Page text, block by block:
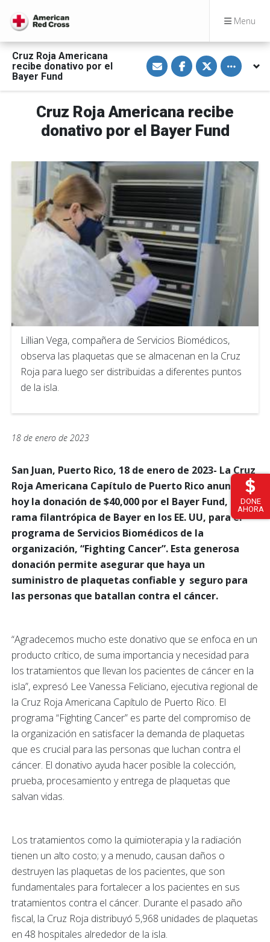
Menu
DONE
AHORA
Cruz Roja Americana
recibe donativo por el
Bayer Fund
S
h
a
e
i
a
E
m
l
S
h
a
e
n
F
a
c
o
S
h
a
e
n
T
w
i
e
Toggle
Cruz Roja Americana recibe
donativo por el Bayer Fund
Lillian Vega, compañera de Servicios Biomédicos,
observa las plaquetas que se almacenan en la Cruz
Roja para luego ser distribuidas a diferentes puntos
de la isla.
18 de enero de 2023
San Juan, Puerto Rico, 18 de enero de 2023- La Cruz
Roja Americana Capítulo de Puerto Rico anunció
hoy la donación de $40,000 por el Bayer Fund, la
rama filantrópica de Bayer en los EE. UU, para el
programa de Servicios Biomédicos de la
organización, “Fighting Cancer”. Esta generosa
donación permite asegurar que haya un
suministro de plaquetas confiable y seguro para
las personas que batallan contra el cáncer.
“Agradecemos mucho este donativo que se enfoca en un
producto crítico, de suma importancia y necesidad para
los tratamientos que llevan los pacientes de cáncer en la
isla”, expresó Lee Vanessa Feliciano, ejecutiva regional de
la Cruz Roja Americana Capítulo de Puerto Rico. El
programa “Fighting Cancer” es parte del compromiso de
la organización en satisfacer la demanda de plaquetas
que es crucial para las personas que luchan contra el
cáncer. El donativo ayuda hacer posible la colección,
prueba, procesamiento y entrega de plaquetas que
salvan vidas.
Los tratamientos como la quimioterapia y la radiación
tienen un alto costo; y a menudo, causan daños o
destruyen las plaquetas de los pacientes, que son
fundamentales para fortalecer a los pacientes en sus
tratamientos contra el cáncer. Durante el pasado año
fiscal, la Cruz Roja distribuyó 5,968 unidades de plaquetas
en 48 hospitales alrededor de la isla.